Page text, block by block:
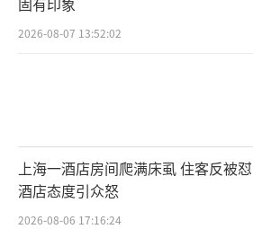
2026-08-07 13:52:02
上海一酒店房间爬满床虱 住客反被怼
酒店态度引众怒
2026-08-06 17:16:24